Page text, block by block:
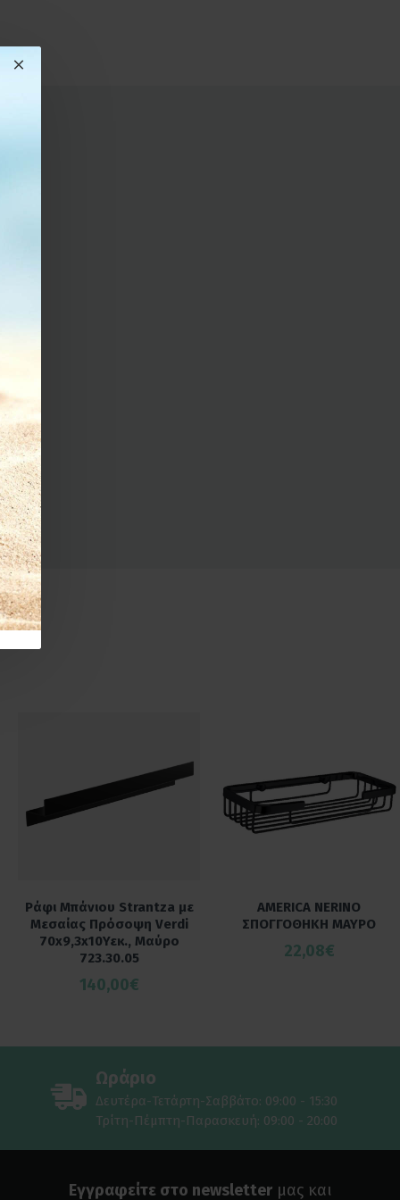
Ράφι Μπάνιου Strantza με
Μεσαίας Πρόσοψη Verdi
70x9,3x10Υεκ., Μαύρο
723.30.05
140,00€
AMERICA NERINO
ΣΠΟΓΓΟΘΗΚΗ ΜΑΥΡΟ
22,08€
Ωράριο
Δευτέρα-Τετάρτη-Σαββάτο: 09:00 - 15:30
Τρίτη-Πέμπτη-Παρασκευή: 09:00 - 20:00
Εγγραφείτε στο newsletterμας και